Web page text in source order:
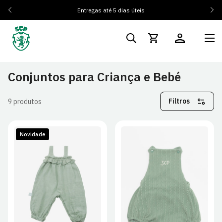
Entregas até 5 dias úteis
Conjuntos para Criança e Bebé
9 produtos Filtros
Novidade
0/3M 3/6M 6/9M
9/12M 12/18M 18/24M
24/36M
0/3M 3/6M 6/9M
9/12M 18/24M
24/36M